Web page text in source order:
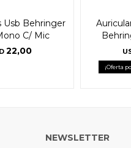
Usb Behringer
C/ Mic
22,00
¡Oferta
NEWSLETTER